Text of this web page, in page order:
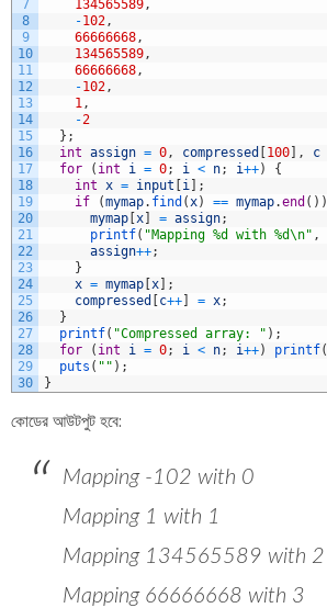
7
8
9
10
11
12
13
14
15
16
17
18
19
20
21
22
23
24
25
26
27
28
29
30
134565589,
-102,
66666668,
134565589,
66666668,
-102,
1,
-2
} ;
int assign = 0, compressed 100 , c
for
( int i = 0; i < n; i++)
{
int x = input i
;
if
(mymap. find (x) == mymap.end ( ) )
mymap x = assign;
printf( "Mapping %d with %d\n" ,
assign++;
}
x = mymap x
;
compressed
c++ = x;
}
printf( "Compressed array: " ) ;
for
( int i = 0; i < n; i++) printf(
puts ( "" ) ;
}
কোডের আউটপুট হবে:
Mapping -102 with 0
Mapping 1 with 1
Mapping 134565589 with 2
Mapping 66666668 with 3